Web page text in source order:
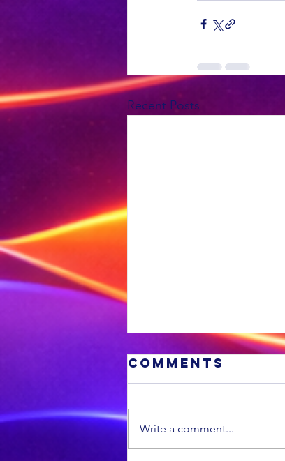
Recent Posts
Comments
Write a comment...